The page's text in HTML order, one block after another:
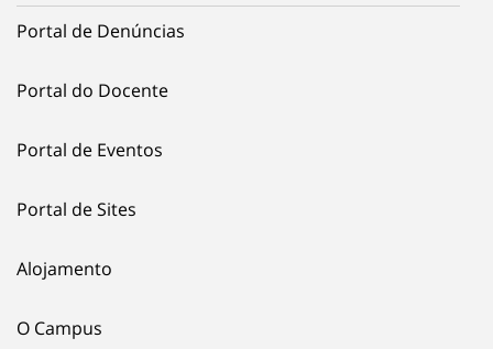
Portal de Denúncias
Portal do Docente
Portal de Eventos
Portal de Sites
Alojamento
O Campus